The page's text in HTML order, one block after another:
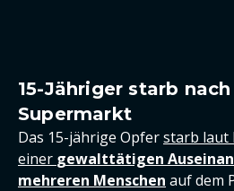
15-Jähriger starb
Supermarkt
Das 15-jährige Opferstarb laut
einer gewalttätigen
mehreren Menschen auf dem